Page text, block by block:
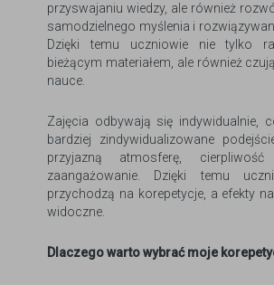
przyswajaniu wiedzy, ale również
samodzielnego myślenia i
Dzięki temu uczniowie nie tylko
bieżącym materiałem, ale również
nauce.
Zajęcia odbywają się indywidualnie,
bardziej zindywidualizowane
przyjazną atmosferę,
zaangażowanie. Dzięki temu
przychodzą na korepetycje, a efekty
widoczne.
Dlaczego warto wybrać moje